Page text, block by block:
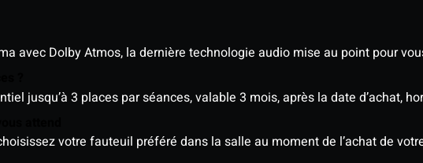
avec Dolby Atmos, la dernière technologie audio mise au point pour
jusqu’à 3 places par séances, valable 3 mois, après la date d’achat,
votre fauteuil préféré dans la salle au moment de l’achat de